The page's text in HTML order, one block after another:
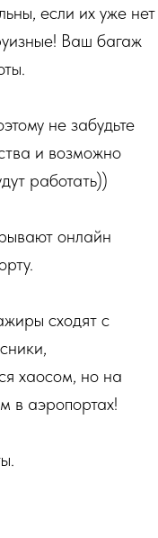
если их уже нет
Ваш багаж
не забудьте
и возможно
работать))
онлайн
сходят с
хаосом, но на
в аэропортах!